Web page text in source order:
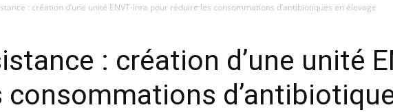
: création d’une unité ENVT-Inra pour réduire les consommations d’antibiotiques en élevage
: création d’une unité
consommations